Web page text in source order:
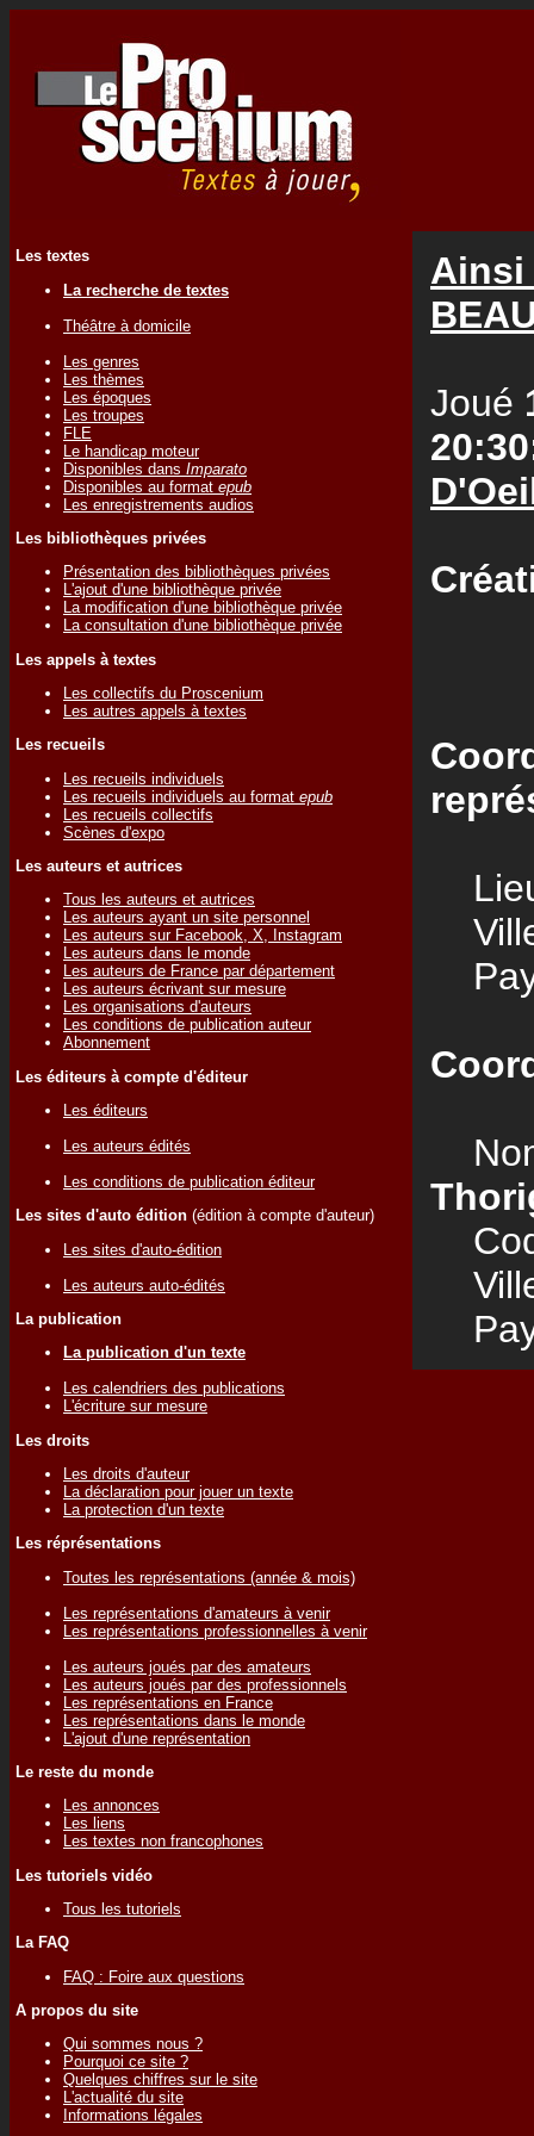
Les textes
La recherche de textes
Théâtre à domicile
Les genres
Les thèmes
Les époques
Les troupes
FLE
Le handicap moteur
Disponibles dans Imparato
Disponibles au format epub
Les enregistrements audios
Les bibliothèques privées
Présentation des bibliothèques privées
L'ajout d'une bibliothèque privée
La modification d'une bibliothèque privée
La consultation d'une bibliothèque privée
Les appels à textes
Les collectifs du Proscenium
Les autres appels à textes
Les recueils
Les recueils individuels
Les recueils individuels au format epub
Les recueils collectifs
Scènes d'expo
Les auteurs et autrices
Tous les auteurs et autrices
Les auteurs ayant un site personnel
Les auteurs sur Facebook, X, Instagram
Les auteurs dans le monde
Les auteurs de France par département
Les auteurs écrivant sur mesure
Les organisations d'auteurs
Les conditions de publication auteur
Abonnement
Les éditeurs à compte d'éditeur
Les éditeurs
Les auteurs édités
Les conditions de publication éditeur
Les sites d'auto édition (édition à compte d'auteur)
Les sites d'auto-édition
Les auteurs auto-édités
La publication
La publication d'un texte
Les calendriers des publications
L'écriture sur mesure
Les droits
Les droits d'auteur
La déclaration pour jouer un texte
La protection d'un texte
Les réprésentations
Toutes les représentations (année & mois)
Les représentations d'amateurs à venir
Les représentations professionnelles à venir
Les auteurs joués par des amateurs
Les auteurs joués par des professionnels
Les représentations en France
Les représentations dans le monde
L'ajout d'une représentation
Le reste du monde
Les annonces
Les liens
Les textes non francophones
Les tutoriels vidéo
Tous les tutoriels
La FAQ
FAQ : Foire aux questions
A propos du site
Qui sommes nous ?
Pourquoi ce site ?
Quelques chiffres sur le site
L'actualité du site
Informations légales
Ainsi
Joué